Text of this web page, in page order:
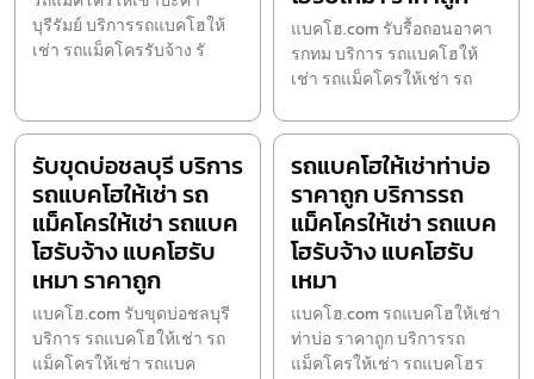
บุรีรัมย์ บริการรถแบคโฮให้
เช่า รถแม็คโครรับจ้าง รั
แบคโฮ.com รับรื้อถอนอาคา
รกทม บริการ รถแบคโฮให้
เช่า รถแม็คโครให้เช่า รถ
รับขุดบ่อชลบุรี บริการ
รถแบคโฮให้เช่า รถ
แม็คโครให้เช่า รถแบค
โฮรับจ้าง แบคโฮรับ
เหมา ราคาถูก
แบคโฮ.com รับขุดบ่อชลบุรี
บริการ รถแบคโฮให้เช่า รถ
แม็คโครให้เช่า รถแบค
รถแบคโฮให้เช่าท่าบ่อ
ราคาถูก บริการรถ
แม็คโครให้เช่า รถแบค
โฮรับจ้าง แบคโฮรับ
เหมา
แบคโฮ.com รถแบคโฮให้เช่า
ท่าบ่อ ราคาถูก บริการรถ
แม็คโครให้เช่า รถแบคโฮร